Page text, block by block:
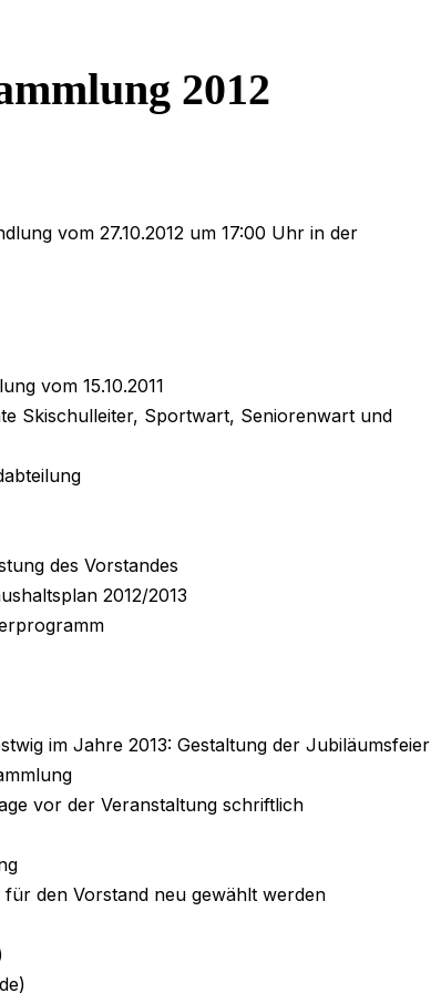
2012
vom 27.10.2012 um 17:00 Uhr in der
vom 15.10.2011
Skischulleiter, Sportwart, Seniorenwart und
des Vorstandes
2012/2013
im Jahre 2013: Gestaltung der Jubiläumsfeier
vor der Veranstaltung schriftlich
den Vorstand neu gewählt werden